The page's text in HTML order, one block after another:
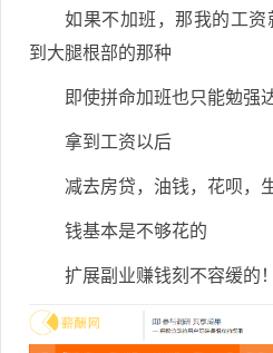
如果不加班，那我的工
到大腿根部的那种
即使拼命加班也只能勉强
拿到工资以后
减去房贷，油钱，花呗，
钱基本是不够花的
扩展副业赚钱刻不容缓的！